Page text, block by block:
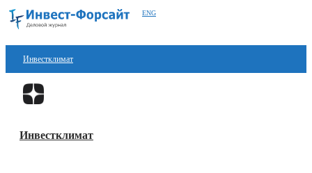
ENG
Инвестклимат
Финансы
Блокчейн
Инвестклимат